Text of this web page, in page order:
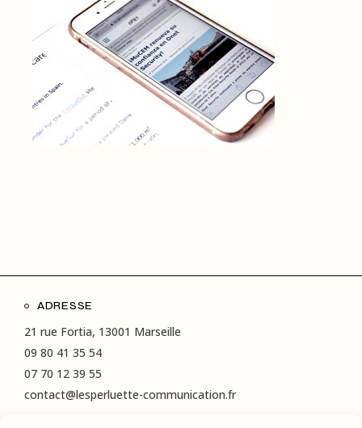
ADRESSE
21 rue Fortia, 13001 Marseille
09 80 41 35 54
07 70 12 39 55
contact@lesperluette-communication.fr